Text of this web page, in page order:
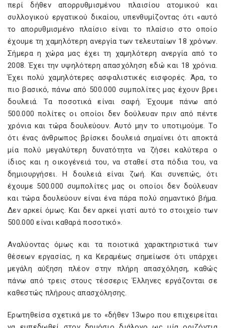
περί δήθεν απορρυθμισμένου πλαισίου ατομικού και
συλλογικού εργατικού δικαίου, υπενθυμίζοντας ότι «αυτό
το απορυθμισμένο πλαίσιο είναι το πλαίσιο στο οποίο
έχουμε τη χαμηλότερη ανεργία των τελευταίων 18 χρόνων.
Σήμερα η χώρα μας έχει τη χαμηλότερη ανεργία από το
2008. Έχει την υψηλότερη απασχόληση εδώ και 18 χρόνια.
Έχει πολύ χαμηλότερες ασφαλιστικές εισφορές. Άρα, το
πιο βασικό, πάνω από 500.000 συμπολίτες μας έχουν βρει
δουλειά. Τα ποσοτικά είναι σαφή. Έχουμε πάνω από
500.000 πολίτες οι οποίοι δεν δούλευαν πριν από πέντε
χρόνια και τώρα δουλεύουν. Αυτό μην το υποτιμούμε. Το
ότι ένας άνθρωπος βρίσκει δουλειά σημαίνει ότι αποκτά
μία πολύ μεγαλύτερη δυνατότητα να ζήσει καλύτερα ο
ίδιος και η οικογένειά του, να σταθεί στα πόδια του, να
δημιουργήσει. Η δουλειά είναι ζωή. Και συνεπώς, ότι
έχουμε 500.000 συμπολίτες μας οι οποίοι δεν δούλευαν
και τώρα δουλεύουν είναι ένα πάρα πολύ σημαντικό βήμα.
Δεν αρκεί όμως. Και δεν αρκεί γιατί αυτό το στοιχείο των
500.000 είναι καθαρά ποσοτικό».
Αναλύοντας όμως και τα ποιοτικά χαρακτηριστικά των
θέσεων εργασίας, η κα Κεραμέως σημείωσε ότι υπάρχει
μεγάλη αύξηση πλέον στην πλήρη απασχόληση, καθώς
πάνω από τρεις στους τέσσερις Έλληνες εργάζονται σε
καθεστώς πλήρους απασχόλησης.
Ερωτηθείσα σχετικά με το «δήθεν 13ωρο που επιχειρείται